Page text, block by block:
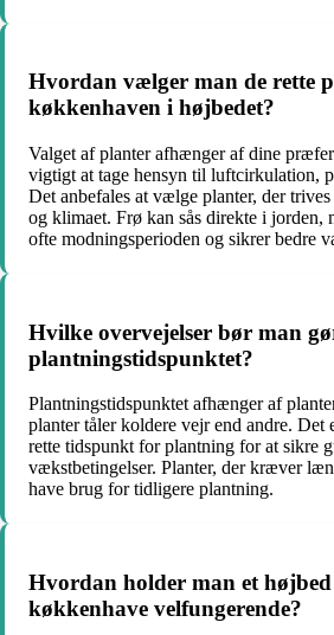
Hvordan vælger man de rette
køkkenhaven i højbedet?
Valget af planter afhænger af dine
vigtigt at tage hensyn til luftcirkulation,
Det anbefales at vælge planter, der
og klimaet. Frø kan sås direkte i jorden,
ofte modningsperioden og sikrer bedre
Hvilke overvejelser bør man
plantningstidspunktet?
Plantningstidspunktet afhænger af
planter tåler koldere vejr end andre.
rette tidspunkt for plantning for at sikre
vækstbetingelser. Planter, der kræver
have brug for tidligere plantning.
Hvordan holder man et højbed
køkkenhave velfungerende?